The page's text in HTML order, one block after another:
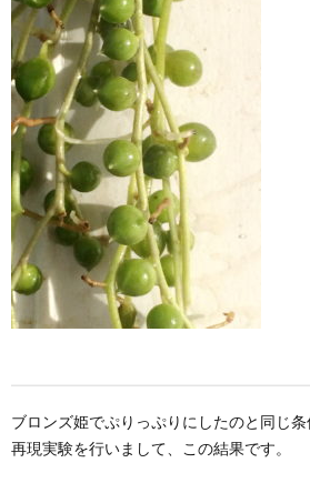
ブロンズ姫でぷりっぷりにしたのと同じ
再現実験を行いまして、この結果です。